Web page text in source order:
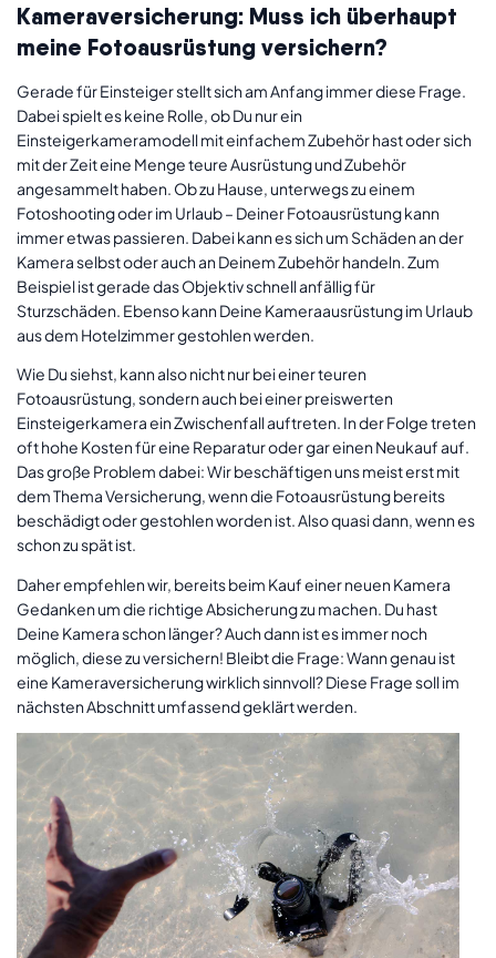
Kameraversicherung: Muss ich überhaupt
meine Fotoausrüstung versichern?
Gerade für Einsteiger stellt sich am Anfang immer diese Frage.
Dabei spielt es keine Rolle, ob Du nur ein
Einsteigerkameramodell mit einfachem Zubehör hast oder sich
mit der Zeit eine Menge teure Ausrüstung und Zubehör
angesammelt haben. Ob zu Hause, unterwegs zu einem
Fotoshooting oder im Urlaub – Deiner Fotoausrüstung kann
immer etwas passieren. Dabei kann es sich um Schäden an der
Kamera selbst oder auch an Deinem Zubehör handeln. Zum
Beispiel ist gerade das Objektiv schnell anfällig für
Sturzschäden. Ebenso kann Deine Kameraausrüstung im Urlaub
aus dem Hotelzimmer gestohlen werden.
Wie Du siehst, kann also nicht nur bei einer teuren
Fotoausrüstung, sondern auch bei einer preiswerten
Einsteigerkamera ein Zwischenfall auftreten. In der Folge treten
oft hohe Kosten für eine Reparatur oder gar einen Neukauf auf.
Das große Problem dabei: Wir beschäftigen uns meist erst mit
dem Thema Versicherung, wenn die Fotoausrüstung bereits
beschädigt oder gestohlen worden ist. Also quasi dann, wenn es
schon zu spät ist.
Daher empfehlen wir, bereits beim Kauf einer neuen Kamera
Gedanken um die richtige Absicherung zu machen. Du hast
Deine Kamera schon länger? Auch dann ist es immer noch
möglich, diese zu versichern! Bleibt die Frage: Wann genau ist
eine Kameraversicherung wirklich sinnvoll? Diese Frage soll im
nächsten Abschnitt umfassend geklärt werden.